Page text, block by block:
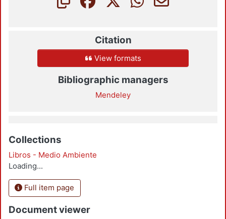
Citation
View formats
Bibliographic managers
Mendeley
Collections
Libros - Medio Ambiente
Loading...
Full item page
Document viewer